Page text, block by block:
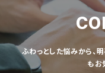
ふわっとした悩みから、
もお